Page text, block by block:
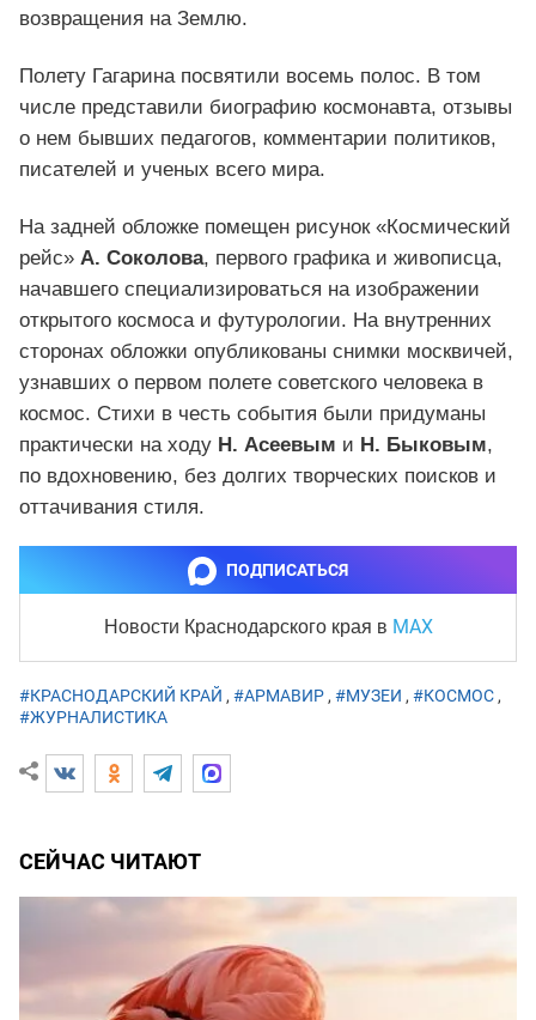
возвращения на Землю.
Полету Гагарина посвятили восемь полос. В том
числе представили биографию космонавта, отзывы
о нем бывших педагогов, комментарии политиков,
писателей и ученых всего мира.
На задней обложке помещен рисунок «Космический
рейс» А. Соколова, первого графика и живописца,
начавшего специализироваться на изображении
открытого космоса и футурологии. На внутренних
сторонах обложки опубликованы снимки москвичей,
узнавших о первом полете советского человека в
космос. Стихи в честь события были придуманы
практически на ходу Н. Асеевым и Н. Быковым,
по вдохновению, без долгих творческих поисков и
оттачивания стиля.
ПОДПИСАТЬСЯ
Новости Краснодарского края в MAX
#КРАСНОДАРСКИЙ КРАЙ , #АРМАВИР , #МУЗЕИ , #КОСМОС ,
#ЖУРНАЛИСТИКА
СЕЙЧАС ЧИТАЮТ